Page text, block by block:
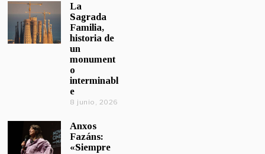
La
Sagrada
Familia,
historia de
un
monument
o
interminabl
e
8 junio, 2026
Anxos
Fazáns:
«Siempre